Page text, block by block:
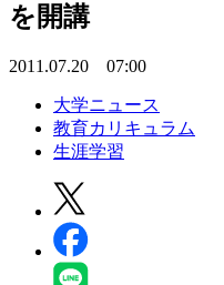
を開講
2011.07.20 07:00
大学ニュース
教育カリキュラム
生涯学習